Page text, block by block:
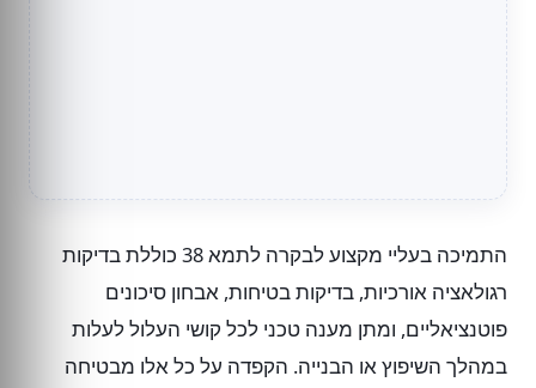
התמיכה בעליי מקצוע לבקרה לתמא 38 כוללת בדיקות
רגולאציה אורכיות, בדיקות בטיחות, אבחון סיכונים
פוטנציאליים, ומתן מענה טכני לכל קושי העלול לעלות
במהלך השיפוץ או הבנייה. הקפדה על כל אלו מבטיחה